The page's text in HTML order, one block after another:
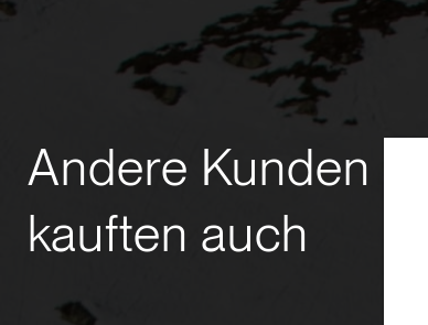
Andere Kunden
kauften auch